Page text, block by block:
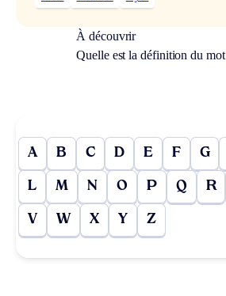
À découvrir
Quelle est la définition du mot
A B C D E F G
L M N O P Q R
V W X Y Z